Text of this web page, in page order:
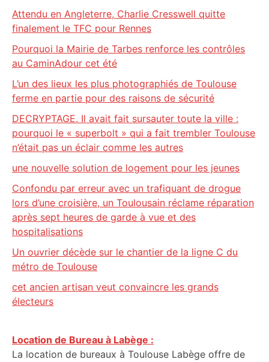
Attendu en Angleterre, Charlie Cresswell quitte
finalement le TFC pour Rennes
Pourquoi la Mairie de Tarbes renforce les contrôles
au CaminAdour cet été
L’un des lieux les plus photographiés de Toulouse
ferme en partie pour des raisons de sécurité
DECRYPTAGE. Il avait fait sursauter toute la ville :
pourquoi le « superbolt » qui a fait trembler Toulouse
n’était pas un éclair comme les autres
une nouvelle solution de logement pour les jeunes
Confondu par erreur avec un trafiquant de drogue
lors d’une croisière, un Toulousain réclame réparation
après sept heures de garde à vue et des
hospitalisations
Un ouvrier décède sur le chantier de la ligne C du
métro de Toulouse
cet ancien artisan veut convaincre les grands
électeurs
Location de Bureau à Labège :
La location de bureaux à Toulouse Labège offre de